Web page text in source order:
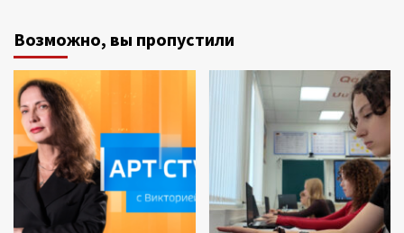
Возможно, вы пропустили